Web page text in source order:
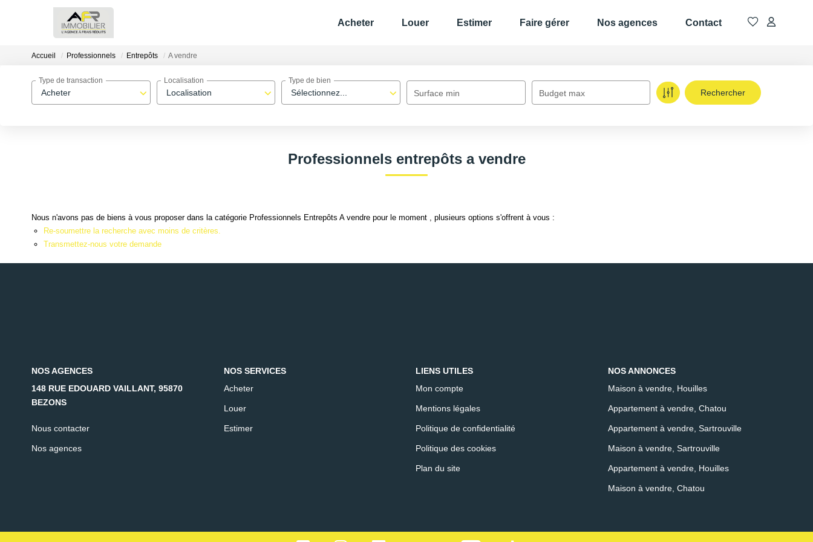
Acheter Louer Estimer Faire gérer Nos agences Contact
Accueil Professionnels Entrepôts A vendre
Acheter
Type de transaction
Localisation
Localisation
Sélectionnez...
Type de bien
Surface min Budget max
Professionnels entrepôts a vendre
Nous n'avons pas de biens à vous proposer dans la catégorie Professionnels Entrepôts A vendre pour le moment , plusieurs options s'offrent à vous :
Re-soumettre la recherche avec moins de critères.
Transmettez-nous votre demande
NOS AGENCES
148 RUE EDOUARD VAILLANT, 95870
BEZONS
Nous contacter
Nos agences
NOS SERVICES
Acheter
Louer
Estimer
LIENS UTILES
Mon compte
Mentions légales
Politique de confidentialité
Politique des cookies
Plan du site
NOS ANNONCES
Maison à vendre, Houilles
Appartement à vendre, Chatou
Appartement à vendre, Sartrouville
Maison à vendre, Sartrouville
Appartement à vendre, Houilles
Maison à vendre, Chatou